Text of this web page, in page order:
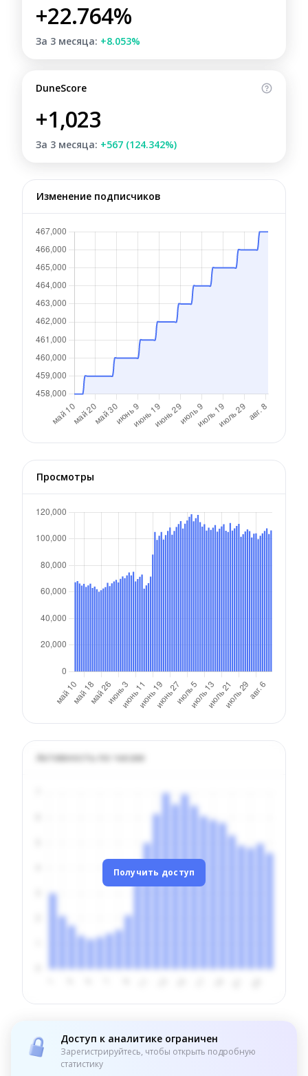
+22.764%
За 3 месяца: +8.053%
DuneScore
+1,023
За 3 месяца: +567 (124.342%)
Изменение подписчиков
Просмотры
Активность по часам
Получить доступ
Доступ к аналитике ограничен
Зарегистрируйтесь, чтобы открыть подробную
статистику